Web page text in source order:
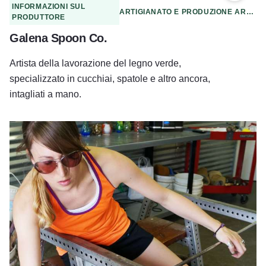
INFORMAZIONI SUL
PRODUTTORE
ARTIGIANATO E PRODUZIONE ARTIGIANALE
Galena Spoon Co.
Artista della lavorazione del legno verde,
specializzato in cucchiai, spatole e altro ancora,
intagliati a mano.
Vetro caldo di Starved Rock